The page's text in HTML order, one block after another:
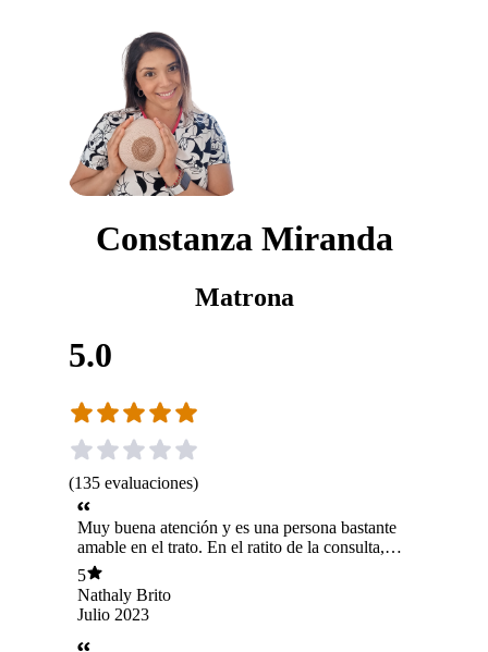
Constanza Miranda
Matrona
5.0
(135 evaluaciones)
Muy buena atención y es una persona bastante
amable en el trato. En el ratito de la consulta,
aprendimos varias cosas y corregimos otras que
no estabamos practicando bien.
5
Nathaly Brito
Julio 2023